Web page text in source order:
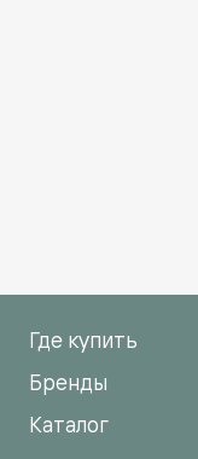
Где купить
Бренды
Каталог